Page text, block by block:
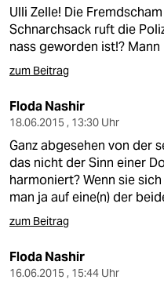
Ulli Zelle! Die
Schnarchsack ruft die
nass geworden ist!? Mann
zum Beitrag
Floda Nashir
18.06.2015 , 13:30 Uhr
Ganz abgesehen von der
das nicht der Sinn einer
harmoniert? Wenn sie
man ja auf eine(n) der
zum Beitrag
Floda Nashir
16.06.2015 , 15:44 Uhr